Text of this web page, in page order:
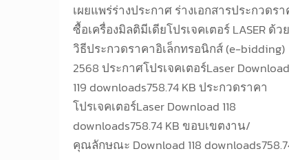
เผยแพร่ร่างประกาศ ร่างเอกสารประกวดรา
ซื้อเครื่องมิลติมีเดียโปรเจคเตอร์ LASER ด้วย
วิธีประกวดราคาอิเล็กทรอนิกส์ (e-bidding)
2568 ประกาศโปรเจคเตอร์Laser Download
119 downloads758.74 KB ประกวดราคา
โปรเจคเตอร์Laser Download 118
downloads758.74 KB ขอบเขตงาน/
คุณลักษณะ Download 118